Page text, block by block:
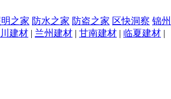
之家 防水之家 防盗之家 区快洞察 锦
建材 | 兰州建材 | 甘南建材 | 临夏建材 |